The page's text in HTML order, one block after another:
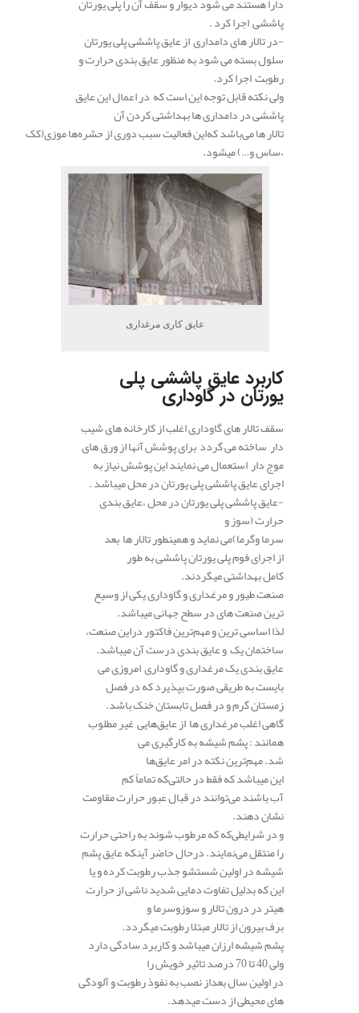
پاششی اجرا کرد .
-در تالار های دامداری از عایق پاششی پلی یورتان
سلول بسته می شود به منظور عایق بندی حرارت و
رطوبت اجرا کرد.
ولی نکته قابل توجه این است که در اعمال این عایق
پاششی در دامداری ها بهداشتی کردن آن
تالار ها می‌باشد که‌این فعالیت سبب دوری از حشره‌ها موزی(کک
،ساس و…) میشود.
عایق کاری مرغداری
کاربرد عایق پاششی پلی
یورتان در گاوداری
سقف تالار های گاوداری اغلب از کارخانه های شیب
دار ساخته می گردد برای پوشش آنها از ورق های
موج دار استعمال می نمایند این پوشش نیاز به
اجرای عایق پاششی پلی یورتان در محل میباشد .
-عایق پاششی پلی یورتان در محل ،عایق بندی
حرارت (سوز و
سرما وگرما)می نماید و همینطور تالار ها بعد
از اجرای فوم پلی یورتان پاششی به طور
کامل بهداشتی میگردند.
صنعت طیور و مرغداری و گاوداری یکی از وسیع
ترین صنعت های در سطح جهانی میباشد.
لذا اساسی ترین و مهم‌ترین فاکتور در‌این صنعت،
ساختمان یک و عایق بندی درست آن میباشد.
عایق بندی یک مرغداری و گاوداری امروزی می
بایست به طریقی صورت بپذیرد که در فصل
زمستان گرم و در فصل تابستان خنک باشد.
گاهی اغلب مرغداری هااز عایق‌هایی غیر مطلوب
همانند : پشم شیشه به کارگیری می
شد. مهم‌ترین نکته در امر عایق‌ها
این میباشد که فقط در حالتی‌که تماماً کم
آب باشند می‌توانند در قبال عبور حرارت مقاومت
نشان دهند.
و در شرایطی‌که که مرطوب شوند به راحتی حرارت
را منتقل می‌نمایند. درحال حاضر آینکه عایق پشم
شیشه در او‌لین شستشو جذب رطوبت کرده و یا
این که بدلیل تفاوت دمایی شدید ناشی از حرارت
هیتر در درون تالار و سوزوسرما و
برف بیرون از تالار مبتلا رطوبت میگردد.
پشم شیشه ارزان میباشد و کاربرد سادگی دارد
ولی 40 تا 70 درصد تاثیر خویش را
در اولین سال بعداز نصب به نفوذ رطوبت و آلودگی
های محیطی از دست میدهد.